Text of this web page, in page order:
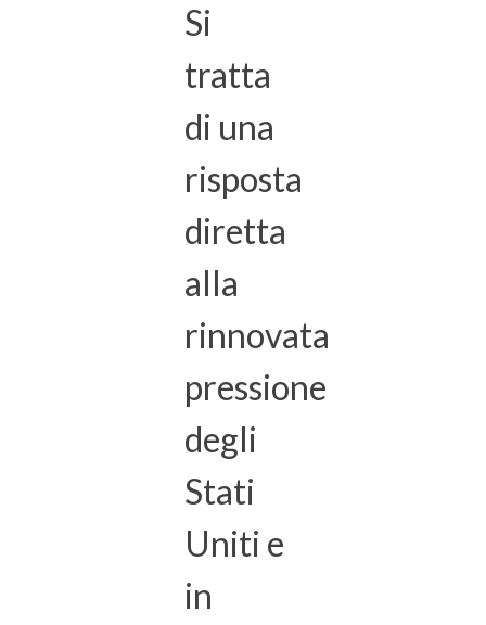
Si
tratta
di una
risposta
diretta
alla
rinnovata
pressione
degli
Stati
Uniti e
in